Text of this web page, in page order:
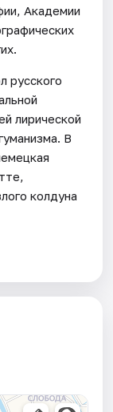
Академии
русского
лирической
В
колдуна